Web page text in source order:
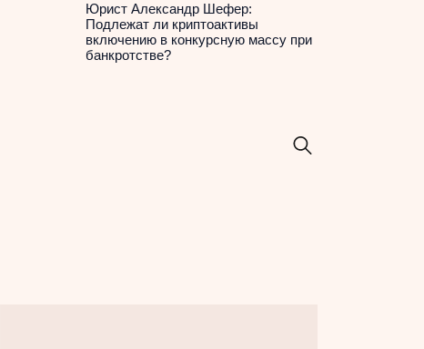
Юрист Александр Шефер:
Подлежат ли криптоактивы
включению в конкурсную массу при
банкротстве?